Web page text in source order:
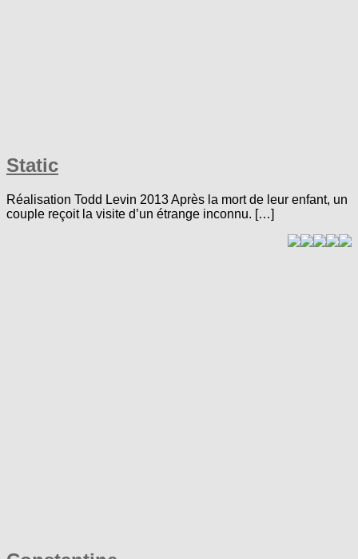
Static
Réalisation Todd Levin 2013 Après la mort de leur enfant, un
couple reçoit la visite d’un étrange inconnu. […]